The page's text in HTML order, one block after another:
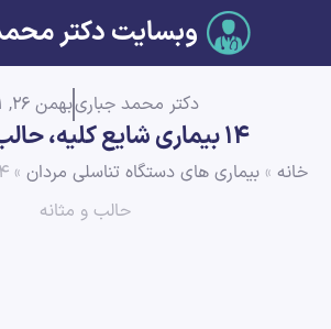
وبسایت دکتر
دکتر محمد جباریبهمن 26, 1401
14 بیماری شایع کلیه، حالب و مثانه
خانه »بیماری های دستگاه تناسلی مردان »
حالب و مثانه